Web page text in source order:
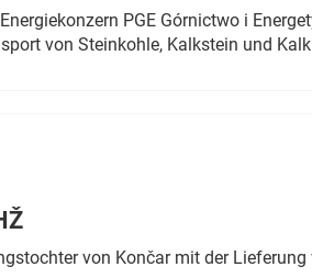
PGE Górnictwo i
von Steinkohle, Kalkstein und
von Končar mit der